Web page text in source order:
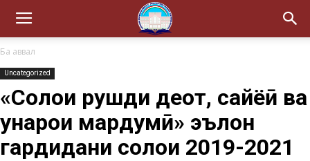
Ба аввал
Uncategorized
«Солҳои рушди деҳот, сайёҳӣ ва
ҳунарҳои мардумӣ» эълон
гардидани солҳои 2019-2021